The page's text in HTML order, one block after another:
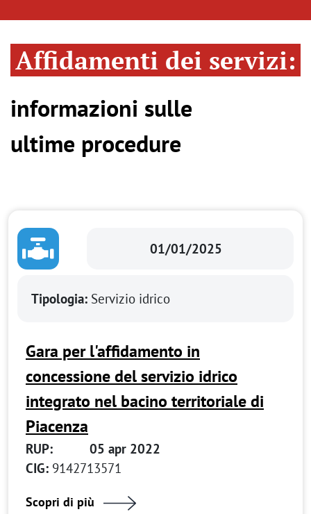
Affidamenti dei servizi:
informazioni sulle
ultime procedure
01/01/2025
Tipologia: Servizio idrico
Gara per l'affidamento in
concessione del servizio idrico
integrato nel bacino territoriale di
Piacenza
RUP:
05 apr 2022
CIG: 9142713571
Scopri di più